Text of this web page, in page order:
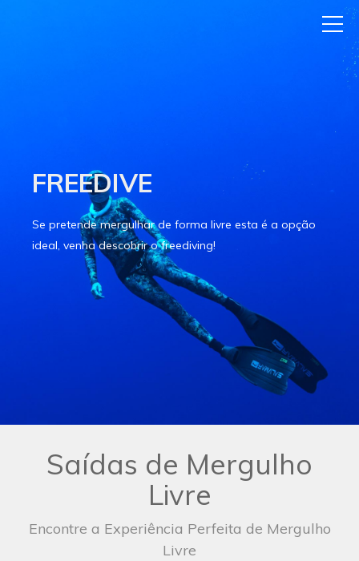
FREEDIVE
Se pretende mergulhar de forma livre esta é a opção
ideal, venha descobrir o freediving!
Saídas de Mergulho
Livre
Encontre a Experiência Perfeita de Mergulho
Livre